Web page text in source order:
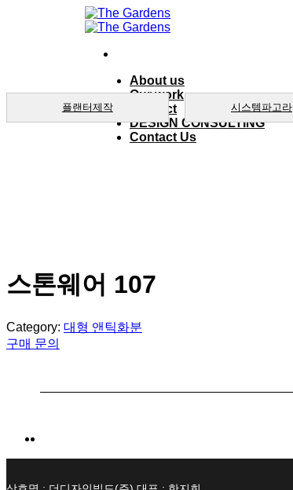
About us
Our work
product
DESIGN CONSULTING
Contact Us
플랜터제작 시스템파고라
스톤웨어 107
Category: 대형 앤틱화분
구매 문의